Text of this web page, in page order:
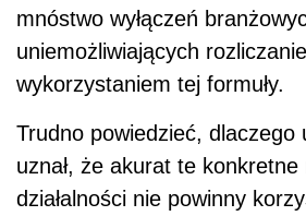
mnóstwo wyłączeń
uniemożliwiających
wykorzystaniem tej formuły.
Trudno powiedzieć, dlaczego
uznał, że akurat te konkretne
działalności nie powinny